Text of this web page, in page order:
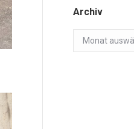
Archiv
Archiv